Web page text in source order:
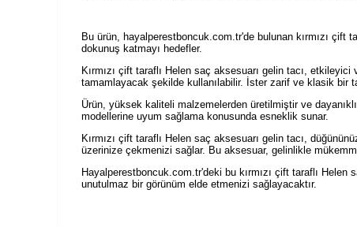
Bu ürün, hayalperestboncuk.com.tr'de bulunan kırmızı çift
dokunuş katmayı hedefler.
Kırmızı çift taraflı Helen saç aksesuarı gelin tacı,
tamamlayacak şekilde kullanılabilir. İster zarif ve klasik
Ürün, yüksek kaliteli malzemelerden üretilmiştir ve
modellerine uyum sağlama konusunda esneklik sunar.
Kırmızı çift taraflı Helen saç aksesuarı gelin tacı,
üzerinize çekmenizi sağlar. Bu aksesuar, gelinlikle
Hayalperestboncuk.com.tr'deki bu kırmızı çift taraflı Helen
unutulmaz bir görünüm elde etmenizi sağlayacaktır.